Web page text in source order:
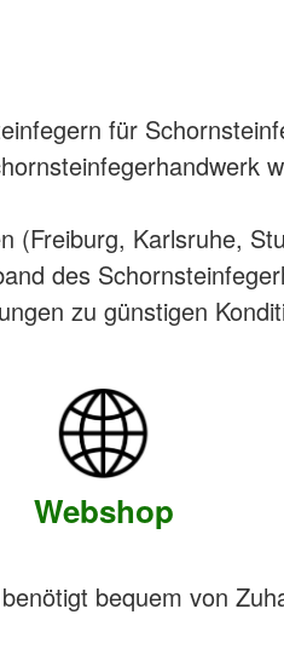
für
(Freiburg, Karlsruhe,
des
zu günstigen
Webshop
bequem von